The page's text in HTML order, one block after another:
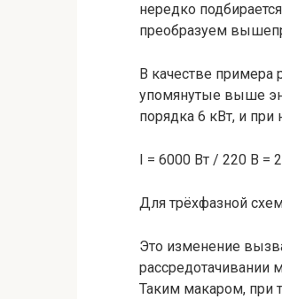
нередко
преобразуем
В качестве примера
упомянутые выше
порядка 6 кВт, и
I = 6000 Вт / 220 В =
Для трёхфазной
Это изменение
рассредотачивании
Таким макаром, при